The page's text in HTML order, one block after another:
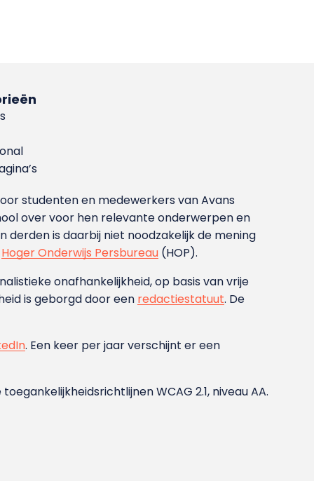
studenten en medewerkers van Avans
over voor hen relevante onderwerpen en
is daarbij niet noodzakelijk de mening
Hoger Onderwijs Persbureau (HOP).
onafhankelijkheid, op basis van vrije
is geborgd door een redactiestatuut. De
. Een keer per jaar verschijnt er een
WCAG 2.1, niveau AA.